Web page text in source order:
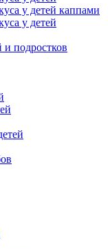
у детей каппами
у детей
и подростков